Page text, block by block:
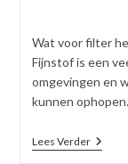
Wat voor filter
Fijnstof is een
omgevingen en
kunnen
Lees VerderWat
Voor